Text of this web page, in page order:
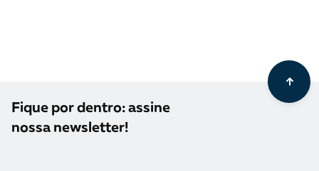
Fique por dentro: assine
nossa newsletter!